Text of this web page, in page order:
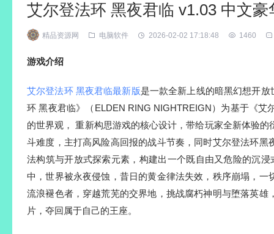
艾尔登法环 黑夜君临 v1.03 中文豪
精品资源网 电脑软件 2026-02-02 17:18:48 1460
游戏介绍
艾尔登法环 黑夜君临最新版是一款全新上线的暗黑幻想开
环 黑夜君临》（ELDEN RING NIGHTREIGN）为基于《艾
的世界观， 重新构思游戏的核心设计，带给玩家全新体验的
斗难度，主打高风险高回报的战斗节奏，同时艾尔登法环黑
法构筑与开放式探索元素，构建出一个既自由又危险的沉浸
中，世界被永夜侵蚀，昔日的黄金律法失效，秩序崩塌，一
流浪褪色者，穿越荒芜的交界地，挑战腐朽神明与堕落英雄
片，夺回属于自己的王座。